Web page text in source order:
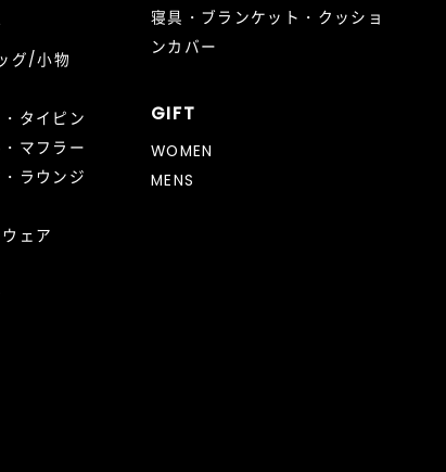
グ/小物
タイピン
マフラー
ラウンジ
ェア
寝具・ブランケット・クッショ
ンカバー
GIFT
WOMEN
MENS